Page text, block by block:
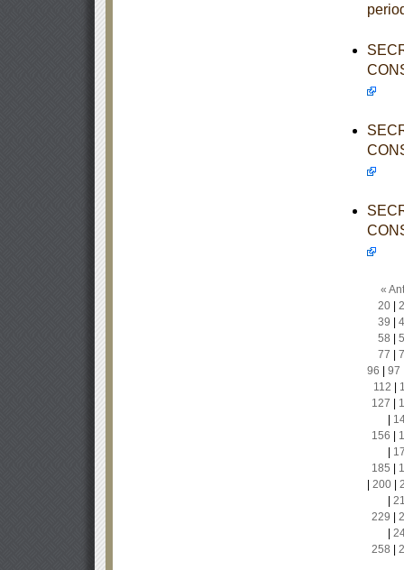
«
20|
39
58
77
96
97
112
127
156
185
200|
229
258